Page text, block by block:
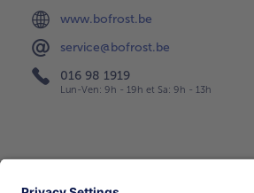
www.bofrost.be
service@bofrost.be
016 98 1919
Lun-Ven: 9h - 19h et Sa: 9h - 13h